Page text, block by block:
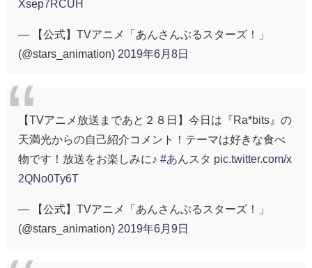
Xsep7RCUH
— 【公式】TVアニメ「あんさんぶるスターズ！」
(@stars_animation) 2019年6月8日
【TVアニメ放送まであと２８日】今日は『Ra*bits』の
天満光からの自己紹介コメント！テーマは好きな食べ
物です！放送をお楽しみに♪ #あんスタ pic.twitter.com/x
2QNo0Ty6T
— 【公式】TVアニメ「あんさんぶるスターズ！」
(@stars_animation) 2019年6月9日